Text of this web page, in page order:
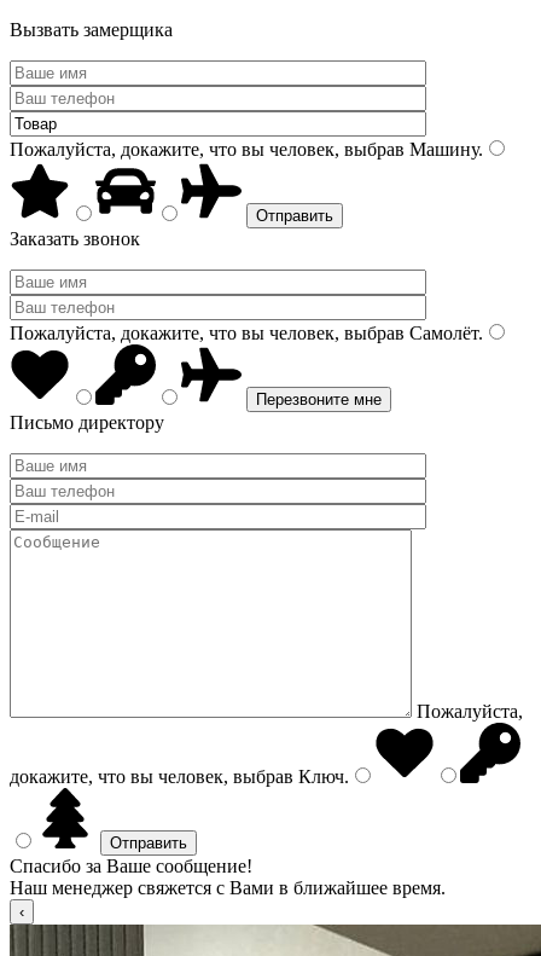
Вызвать замерщика
Пожалуйста, докажите, что вы человек, выбрав Машину.
Заказать звонок
Пожалуйста, докажите, что вы человек, выбрав Самолёт.
Письмо директору
Пожалуйста,
докажите, что вы человек, выбрав Ключ.
Спасибо за Ваше сообщение!
Наш менеджер свяжется с Вами в ближайшее время.